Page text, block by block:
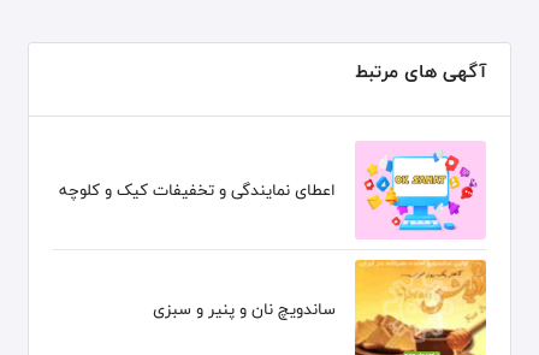
آگهی های مرتبط
اعطای نمایندگی و تخفیفات کیک و کلوچه
ساندویچ نان و پنیر و سبزی